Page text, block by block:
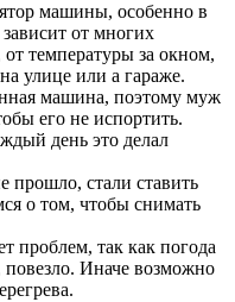
машины, особенно в
от многих
температуры за окном,
улице или а гараже.
машина, поэтому муж
его не испортить.
день это делал
прошло, стали ставить
о том, чтобы снимать
проблем, так как погода
повезло. Иначе возможно